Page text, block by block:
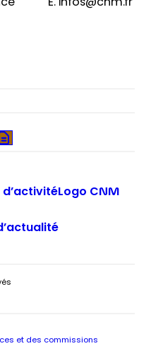
E. infos@cnm.fr
d’activitéLogo CNM
et des commissions